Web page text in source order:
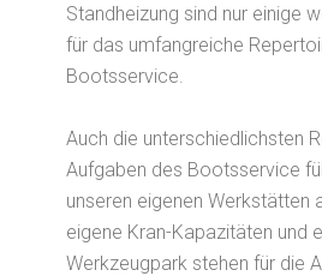
Standheizung sind nur einige
für das umfangreiche
Bootsservice.
Auch die unterschiedlichsten
Aufgaben des Bootsservice
unseren eigenen Werkstätten
eigene Kran-Kapazitäten und
Werkzeugpark stehen für die